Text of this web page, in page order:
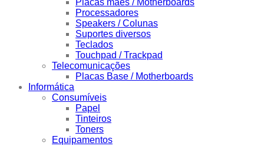
Placas mães / Motherboards
Processadores
Speakers / Colunas
Suportes diversos
Teclados
Touchpad / Trackpad
Telecomunicações
Placas Base / Motherboards
Informática
Consumíveis
Papel
Tinteiros
Toners
Equipamentos